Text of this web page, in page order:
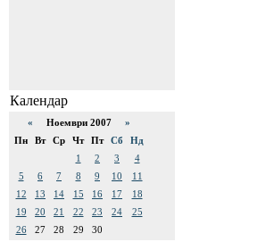
Календар
« Ноември 2007 »
Пн
Вт Ср Чт Пт Сб
Нд
1
2 3
4
5
6 7 8 9 10
11
12
13 14 15 16 17
18
19
20 21 22 23 24
25
26
27 28 29 30